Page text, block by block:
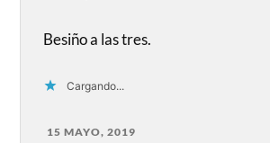
Besiño a las tres.
Cargando...
15 MAYO, 2019